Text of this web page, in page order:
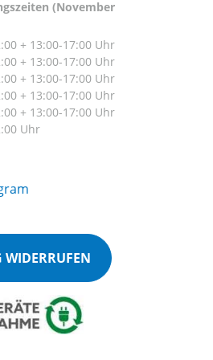
(November
+ 13:00-17:00 Uhr
+ 13:00-17:00 Uhr
+ 13:00-17:00 Uhr
+ 13:00-17:00 Uhr
+ 13:00-17:00 Uhr
Uhr
WIDERRUFEN